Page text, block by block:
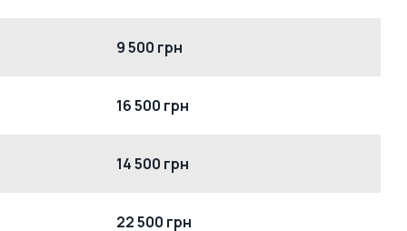
9 500 грн
16 500 грн
14 500 грн
22 500 грн